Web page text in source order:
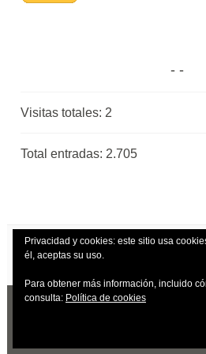
Visitas totales: 2
Total entradas: 2.705
Privacidad y cookies: este sitio usa
él, aceptas su uso.
Para obtener más información, incluido
consulta: Política de cookies